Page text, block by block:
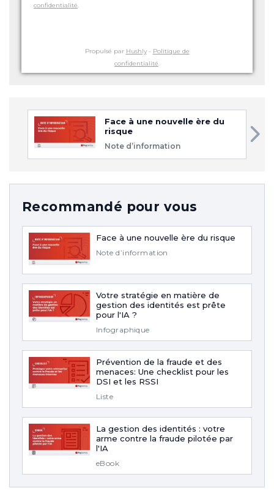
confidentialité
Propulsé par Hushly- Politique de
confidentialité
Face à une nouvelle ère du
risque
Note d’information
Recommandé pour vous
Face à une nouvelle ère du risque
Note d’information
Votre stratégie en matière de
gestion des identités est prête
pour l'IA ?
Infographique
Prévention de la fraude et des
menaces: Une checklist pour les
DSI et les RSSI
Liste
La gestion des identités : votre
arme contre la fraude pilotée par
l'IA
eBook